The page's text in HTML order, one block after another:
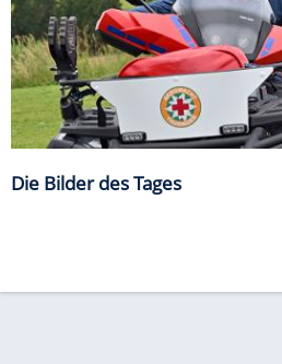
Die Bilder des Tages